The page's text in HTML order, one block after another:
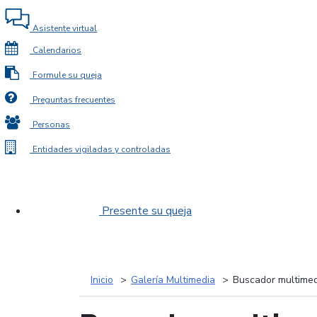
Asistente virtual
Calendarios
Formule su queja
Preguntas frecuentes
Personas
Entidades vigiladas y controladas
Presente su queja
Inicio Galería Multimedia Buscador